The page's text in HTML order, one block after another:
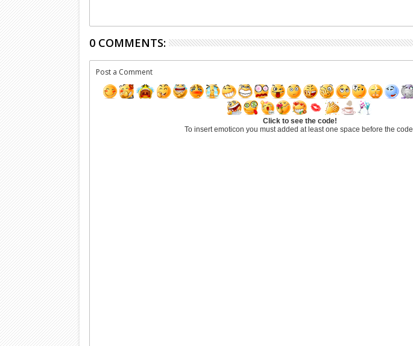
0 COMMENTS:
Post a Comment
Click to see the code!
To insert emoticon you must added at least one space before the code.